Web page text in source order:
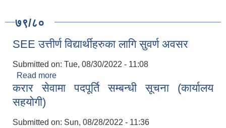
७९/८०
SEE उत्तीर्ण विद्यार्थीहरुका लागि सुवर्ण अवसर
Submitted on: Tue, 08/30/2022 - 11:08
Read more
करार सेवामा पदपूर्ति सम्बन्धी सूचना (कार्यालय
सहयोगी)
Submitted on: Sun, 08/28/2022 - 11:36